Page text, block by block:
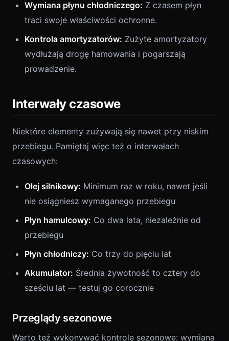
Wymiana płynu chłodniczego: Z czasem płyn
traci swoje właściwości ochronne.
Kontrola amortyzatorów: Zużyte amortyzatory
wydłużają drogę hamowania i pogarszają
prowadzenie.
Interwały czasowe
Niektóre elementy zużywają się nawet przy niskim
przebiegu. Pamiętaj więc też o interwałach
czasowych:
Olej silnikowy: Minimum raz w roku, nawet jeśli
nie osiągniesz wymaganego przebiegu
Płyn hamulcowy: Co dwa lata, niezależnie od
przebiegu
Płyn chłodniczy: Co trzy do pięciu lat
Akumulator: Średnia żywotność to cztery do
sześciu lat — testuj go corocznie
Przeglądy sezonowe
Warto też wykonywać kontrole sezonowe: wymiana